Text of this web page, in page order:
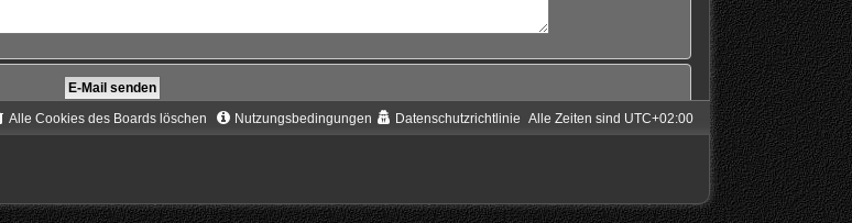
Alle Zeiten sind UTC+02:00
Nutzungsbedingungen Datenschutzrichtlinie
Alle Cookies des Boards löschen